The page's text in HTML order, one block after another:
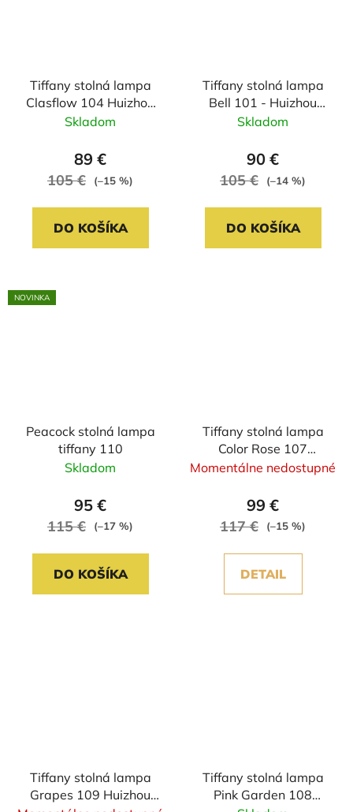
Tiffany stolná lampa
Clasflow 104 Huizhou
Oufu Lighting
sklo/kov,40W
Skladom
89 €
105 € (–15 %)
DO KOŠÍKA
Tiffany stolná lampa
Bell 101 - Huizhou
Oufu Lighting
Skladom
90 €
105 € (–14 %)
DO KOŠÍKA
NOVINKA
Peacock stolná lampa
tiffany 110
Skladom
95 €
115 € (–17 %)
DO KOŠÍKA
Tiffany stolná lampa
Color Rose 107
Huizhou Oufu Lighting
sklo/kov,40W
Momentálne nedostupné
99 €
117 € (–15 %)
DETAIL
Tiffany stolná lampa
Grapes 109 Huizhou
Tiffany stolná lampa
Pink Garden 108